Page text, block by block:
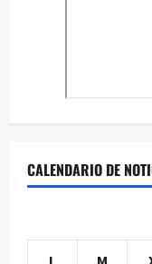
CALENDARIO DE